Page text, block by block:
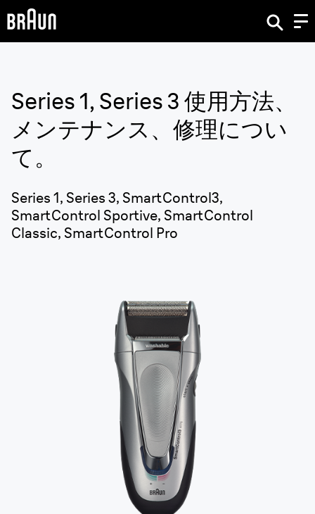
Series 1, Series 3 使用方法、
メンテナンス、修理につい
て。
Series 1, Series 3, SmartControl3,
SmartControl Sportive, SmartControl
Classic, SmartControl Pro